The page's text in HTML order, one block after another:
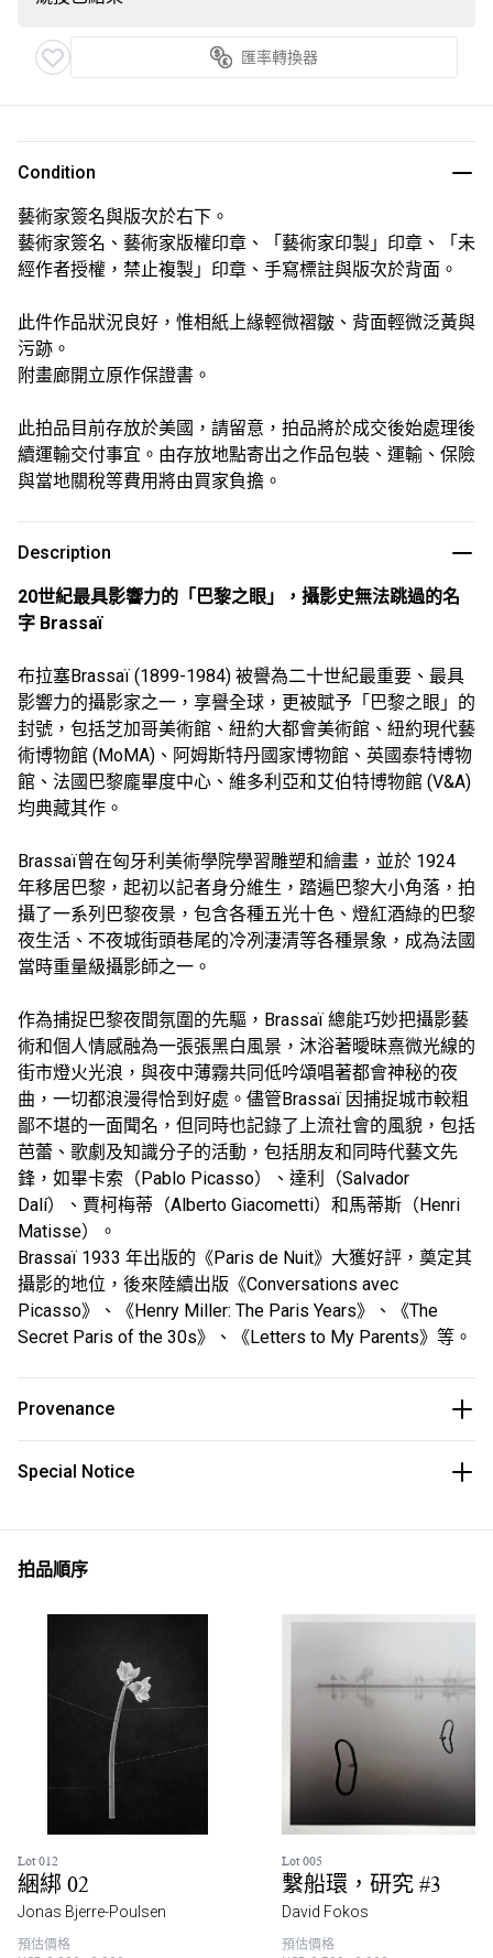
匯率轉換器
Condition
藝術家簽名與版次於右下。
藝術家簽名、藝術家版權印章、「藝術家印製」印章、「未
經作者授權，禁止複製」印章、手寫標註與版次於背面。
此件作品狀況良好，惟相紙上緣輕微褶皺、背面輕微泛黃與
污跡。
附畫廊開立原作保證書。
此拍品目前存放於美國，請留意，拍品將於成交後始處理後
續運輸交付事宜。由存放地點寄出之作品包裝、運輸、保險
與當地關稅等費用將由買家負擔。
Description
20世紀最具影響力的「巴黎之眼」，攝影史無法跳過的名
字 Brassaï
布拉塞Brassaï (1899-1984) 被譽為二十世紀最重要、最具
影響力的攝影家之一，享譽全球，更被賦予「巴黎之眼」的
封號，包括芝加哥美術館、紐約大都會美術館、紐約現代藝
術博物館 (MoMA)、阿姆斯特丹國家博物館、英國泰特博物
館、法國巴黎龐畢度中心、維多利亞和艾伯特博物館 (V&A)
均典藏其作。
Brassaï曾在匈牙利美術學院學習雕塑和繪畫，並於 1924
年移居巴黎，起初以記者身分維生，踏遍巴黎大小角落，拍
攝了一系列巴黎夜景，包含各種五光十色、燈紅酒綠的巴黎
夜生活、不夜城街頭巷尾的冷冽淒清等各種景象，成為法國
當時重量級攝影師之一。
作為捕捉巴黎夜間氛圍的先驅，Brassaï 總能巧妙把攝影藝
術和個人情感融為一張張黑白風景，沐浴著曖昧熹微光線的
街市燈火光浪，與夜中薄霧共同低吟頌唱著都會神秘的夜
曲，一切都浪漫得恰到好處。儘管Brassaï 因捕捉城市較粗
鄙不堪的一面聞名，但同時也記錄了上流社會的風貌，包括
芭蕾、歌劇及知識分子的活動，包括朋友和同時代藝文先
鋒，如畢卡索（Pablo Picasso）、達利（Salvador
Dalí）、賈柯梅蒂（Alberto Giacometti）和馬蒂斯（Henri
Matisse）。
Brassaï 1933 年出版的《Paris de Nuit》大獲好評，奠定其
攝影的地位，後來陸續出版《Conversations avec
Picasso》、《Henry Miller: The Paris Years》、《The
Secret Paris of the 30s》、《Letters to My Parents》等。
Provenance
Special Notice
拍品順序
Lot 012
綑綁 02
Jonas Bjerre-Poulsen
預估價格
Lot 005
繫船環，研究 #3
David Fokos
預估價格